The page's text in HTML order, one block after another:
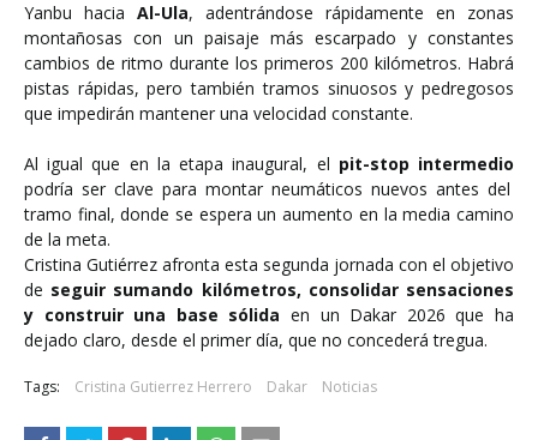
Yanbu hacia Al-Ula, adentrándose rápidamente en zonas
montañosas con un paisaje más escarpado y constantes
cambios de ritmo durante los primeros 200 kilómetros. Habrá
pistas rápidas, pero también tramos sinuosos y pedregosos
que impedirán mantener una velocidad constante.
Al igual que en la etapa inaugural, el pit-stop intermedio
podría ser clave para montar neumáticos nuevos antes del
tramo final, donde se espera un aumento en la media camino
de la meta.
Cristina Gutiérrez afronta esta segunda jornada con el objetivo
de seguir sumando kilómetros, consolidar sensaciones
y construir una base sólida en un Dakar 2026 que ha
dejado claro, desde el primer día, que no concederá tregua.
Tags: Cristina Gutierrez Herrero Dakar Noticias